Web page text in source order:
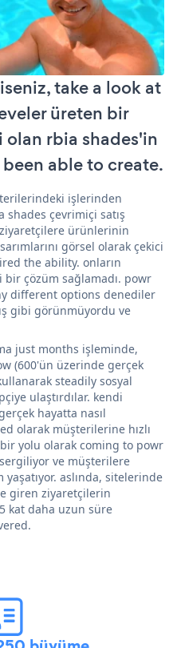
take a look at
üreten bir
rbia shades'in
able to create.
işlerinden
çevrimiçi satış
ürünlerinin
görsel olarak çekici
the ability. onların
çözüm sağlamadı. powr
different options denediler
gibi görünmüyordu ve
just months işleminde,
(600'ün üzerinde gerçek
steadily sosyal
ulaştırdılar. kendi
hayatta nasıl
olarak müşterilerine hızlı
yolu olarak coming to powr
ve müşterilere
aslında, sitelerinde
giren ziyaretçilerin
kat daha uzun süre